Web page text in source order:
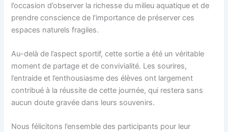
l’occasion d’observer la richesse du milieu aquatique et de
prendre conscience de l’importance de préserver ces
espaces naturels fragiles.
Au-delà de l’aspect sportif, cette sortie a été un véritable
moment de partage et de convivialité. Les sourires,
l’entraide et l’enthousiasme des élèves ont largement
contribué à la réussite de cette journée, qui restera sans
aucun doute gravée dans leurs souvenirs.
Nous félicitons l’ensemble des participants pour leur